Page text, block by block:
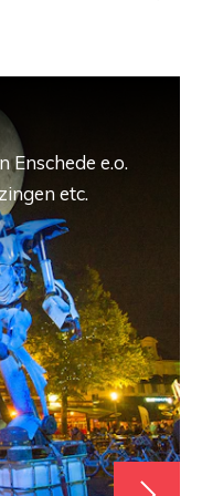
Enschede e.o.
etc.